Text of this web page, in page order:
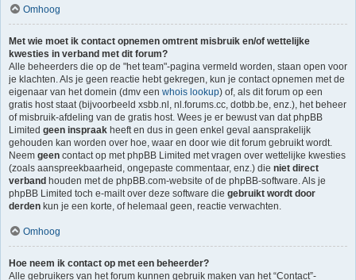
Omhoog
Met wie moet ik contact opnemen omtrent misbruik en/of wettelijke
kwesties in verband met dit forum?
Alle beheerders die op de "het team"-pagina vermeld worden, staan open voor
je klachten. Als je geen reactie hebt gekregen, kun je contact opnemen met de
eigenaar van het domein (dmv een whois lookup) of, als dit forum op een
gratis host staat (bijvoorbeeld xsbb.nl, nl.forums.cc, dotbb.be, enz.), het beheer
of misbruik-afdeling van de gratis host. Wees je er bewust van dat phpBB
Limited geen inspraak heeft en dus in geen enkel geval aansprakelijk
gehouden kan worden over hoe, waar en door wie dit forum gebruikt wordt.
Neem geen contact op met phpBB Limited met vragen over wettelijke kwesties
(zoals aanspreekbaarheid, ongepaste commentaar, enz.) die niet direct
verband houden met de phpBB.com-website of de phpBB-software. Als je
phpBB Limited toch e-mailt over deze software die gebruikt wordt door
derden kun je een korte, of helemaal geen, reactie verwachten.
Omhoog
Hoe neem ik contact op met een beheerder?
Alle gebruikers van het forum kunnen gebruik maken van het “Contact”-